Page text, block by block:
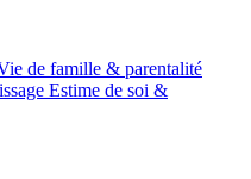
de famille & parentalité
Estime de soi &